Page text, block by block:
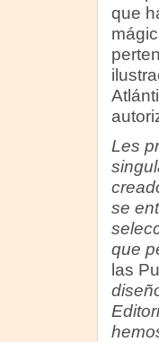
que
Les
se
que
las